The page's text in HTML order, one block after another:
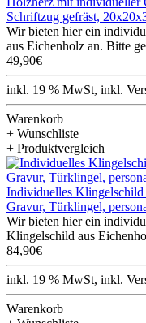
Schriftzug gefräst,
Wir bieten hier ein
aus Eichenholz an. Bitte
49,90€
inkl. 19 % MwSt, inkl.
Warenkorb
+ Wunschliste
+ Produktvergleich
Individuelles Klingelschild
Gravur, Türklingel,
Wir bieten hier ein
Klingelschild aus
84,90€
inkl. 19 % MwSt, inkl.
Warenkorb